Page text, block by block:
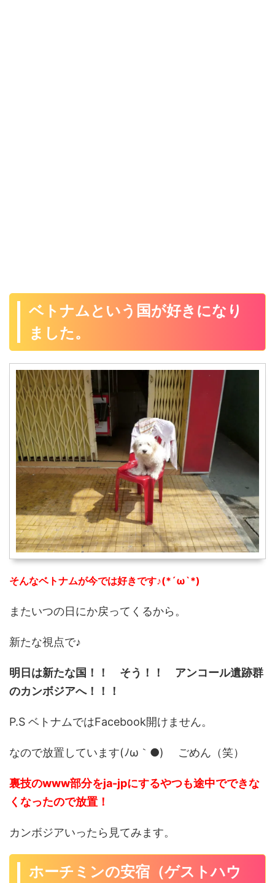
ベトナムという国が好きになり
ました。
そんなベトナムが今では好きです♪(*´ω`*)
またいつの日にか戻ってくるから。
新たな視点で♪
明日は新たな国！！ そう！！ アンコール遺跡群
のカンボジアへ！！！
P.S ベトナムではFacebook開けません。
なので放置しています(ﾉω｀●) ごめん（笑）
裏技のwww部分をja-jpにするやつも途中でできな
くなったので放置！
カンボジアいったら見てみます。
ホーチミンの安宿（ゲストハウ